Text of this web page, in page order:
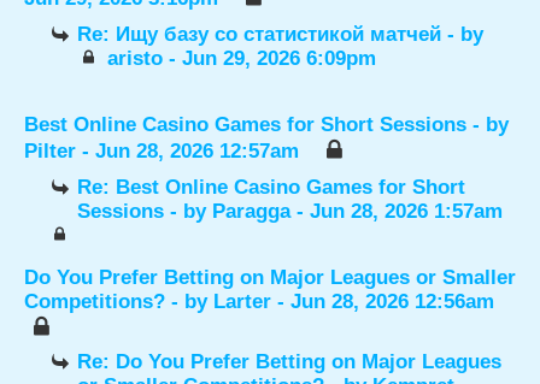
Re: Ищу базу со статистикой матчей - by
aristo- Jun 29, 2026 6:09pm
Best Online Casino Games for Short Sessions - by
Pilter - Jun 28, 2026 12:57am
Re: Best Online Casino Games for Short
Sessions - by Paragga- Jun 28, 2026 1:57am
Do You Prefer Betting on Major Leagues or Smaller
Competitions? - by Larter - Jun 28, 2026 12:56am
Re: Do You Prefer Betting on Major Leagues